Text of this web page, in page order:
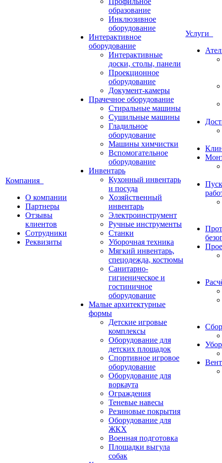
Компания
О компании
Партнеры
Отзывы
клиентов
Сотрудники
Реквизиты
образование
Инклюзивное
оборудование
Интерактивное
оборудование
Интерактивные
доски, столы, панели
Проекционное
оборудование
Документ-камеры
Прачечное оборудование
Стиральные машины
Сушильные машины
Гладильное
оборудование
Машины химчистки
Вспомогательное
оборудование
Инвентарь
Кухонный инвентарь
и посуда
Хозяйственный
инвентарь
Электроинструмент
Ручные инструменты
Станки
Уборочная техника
Мягкий инвентарь,
спецодежда, костюмы
Санитарно-
гигиеническое и
гостиничное
оборудование
Малые архитектурные
формы
Детские игровые
комплексы
Оборудование для
детских площадок
Спортивное игровое
оборудование
Оборудование для
воркаута
Ограждения
Теневые навесы
Резиновые покрытия
Оборудование для
ЖКХ
Военная подготовка
Площадки выгула
собак
Услуги